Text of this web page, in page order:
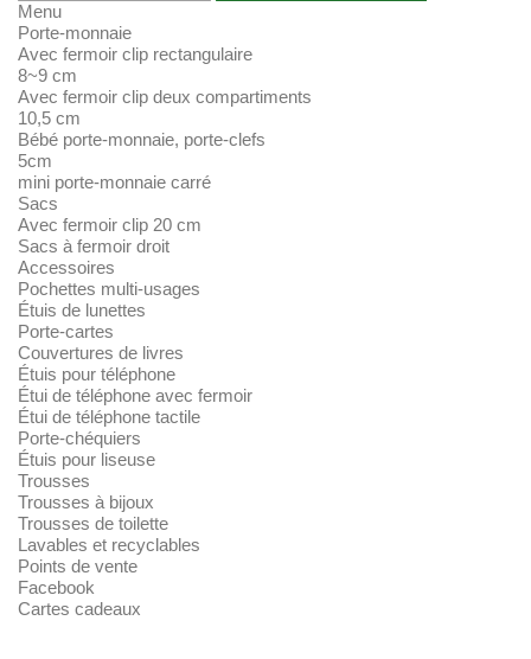
Menu
Porte-monnaie
Avec fermoir clip rectangulaire
8~9 cm
Avec fermoir clip deux compartiments
10,5 cm
Bébé porte-monnaie, porte-clefs
5cm
mini porte-monnaie carré
Sacs
Avec fermoir clip 20 cm
Sacs à fermoir droit
Accessoires
Pochettes multi-usages
Étuis de lunettes
Porte-cartes
Couvertures de livres
Étuis pour téléphone
Étui de téléphone avec fermoir
Étui de téléphone tactile
Porte-chéquiers
Étuis pour liseuse
Trousses
Trousses à bijoux
Trousses de toilette
Lavables et recyclables
Points de vente
Facebook
Cartes cadeaux